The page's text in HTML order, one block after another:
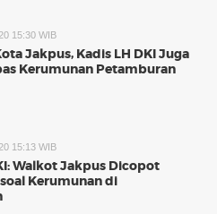
15:30 WIB
Jakpus, Kadis LH DKI Juga
Kerumunan Petamburan
15:13 WIB
Walkot Jakpus Dicopot
Kerumunan di